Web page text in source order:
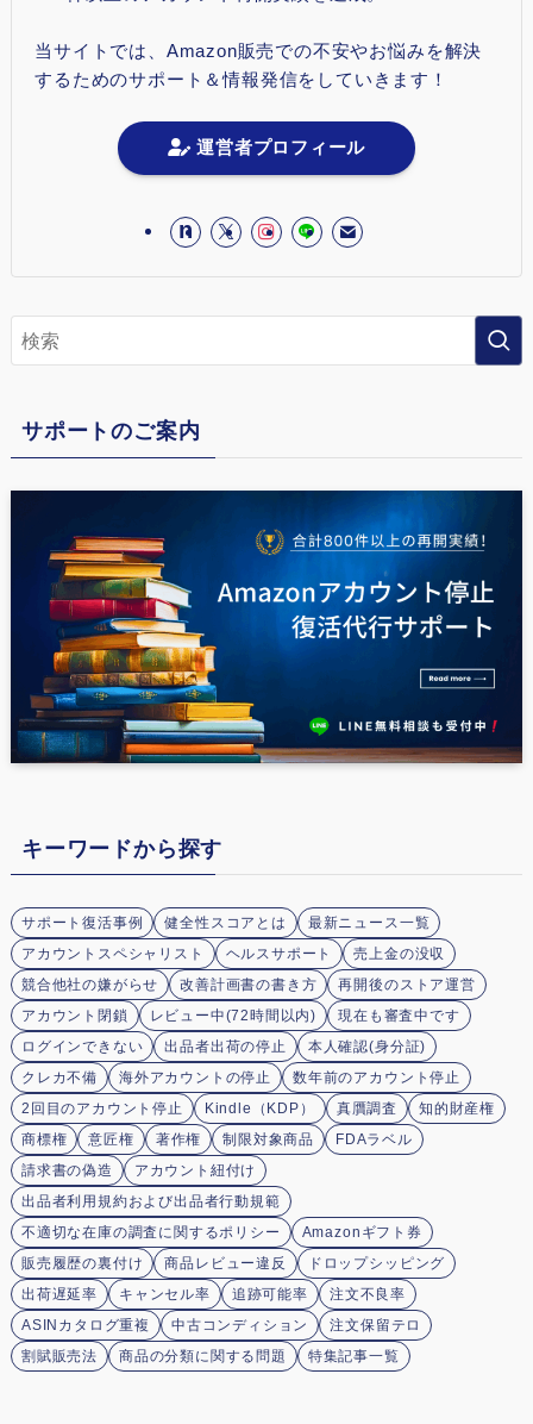
当サイトでは、Amazon販売での不安やお悩みを解決
するためのサポート＆情報発信をしていきます！
運営者プロフィール
サポートのご案内
キーワードから探す
サポート復活事例 健全性スコアとは
最新ニュース一覧
アカウントスペシャリスト
ヘルスサポート
売上金の没収
競合他社の嫌がらせ
改善計画書の書き方
再開後のストア運営
アカウント閉鎖
レビュー中(72時間以内)
現在も審査中です
ログインできない
出品者出荷の停止
本人確認(身分証)
クレカ不備
海外アカウントの停止
数年前のアカウント停止
2回目のアカウント停止
Kindle（KDP） 真贋調査
知的財産権
商標権
意匠権 著作権 制限対象商品
FDAラベル
請求書の偽造
アカウント紐付け
出品者利用規約および出品者行動規範
不適切な在庫の調査に関するポリシー
Amazonギフト券
販売履歴の裏付け
商品レビュー違反
ドロップシッピング
出荷遅延率
キャンセル率 追跡可能率
注文不良率
ASINカタログ重複
中古コンディション
注文保留テロ
割賦販売法
商品の分類に関する問題 特集記事一覧